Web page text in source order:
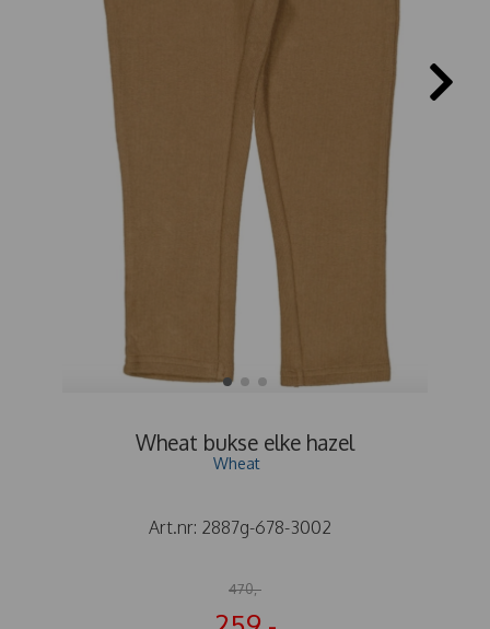
Wheat bukse elke hazel
Wheat
Art.nr: 2887g-678-3002
470,-